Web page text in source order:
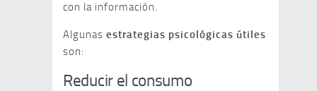
con la información.
Algunas estrategias psicológicas útiles
son:
Reducir el consumo